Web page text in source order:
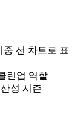
중 선 차트로 표
린업 역할
성 시즌